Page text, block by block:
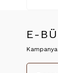
E-